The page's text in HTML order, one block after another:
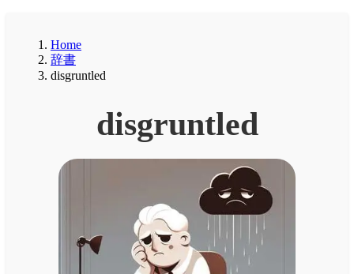
Home
辞書
disgruntled
disgruntled